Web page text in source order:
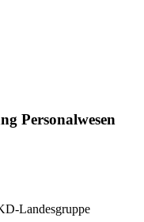
Personalwesen
Landesgruppe